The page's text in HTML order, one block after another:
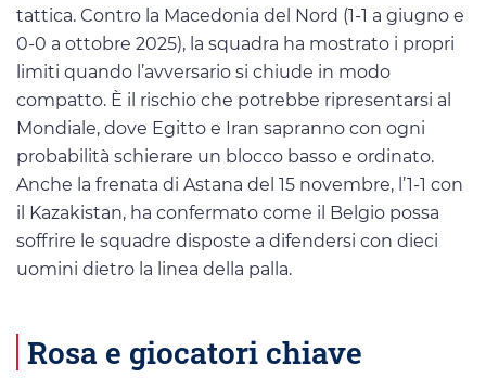
tattica. Contro la Macedonia del Nord (1-1 a giugno e
0-0 a ottobre 2025), la squadra ha mostrato i propri
limiti quando l’avversario si chiude in modo
compatto. È il rischio che potrebbe ripresentarsi al
Mondiale, dove Egitto e Iran sapranno con ogni
probabilità schierare un blocco basso e ordinato.
Anche la frenata di Astana del 15 novembre, l’1-1 con
il Kazakistan, ha confermato come il Belgio possa
soffrire le squadre disposte a difendersi con dieci
uomini dietro la linea della palla.
Rosa e giocatori chiave